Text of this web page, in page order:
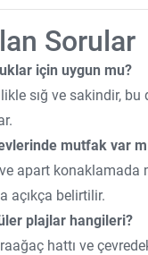
Sorular
için uygun mu?
sığ ve sakindir,
mutfak var
apart konaklamada
açıkça belirtilir.
plajlar hangileri?
hattı ve